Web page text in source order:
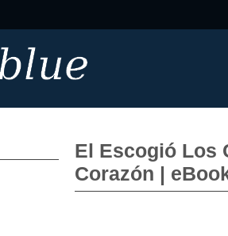
El Escogió Los
Corazón |